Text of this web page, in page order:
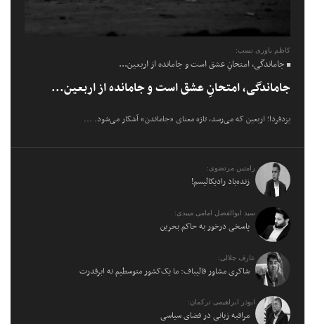
کاظم یاوری نسب:
جاماندگی، امتحانِ عشق است و جامانده از اربعین...
جاماندگی، امتحانِ عشق است و جامانده از اربعین...
یزدفردا؛ اربعین که می‌رسد، تازه معنای «جاماندن» آشکار می‌شود. ...
رامتین مرتضوی:
زنده‌باد رادیکالیسم!
سید ابوالفضل امامی میبدی:
پاسخی درخور به حاکم بحرین
عارف جلالی:
شاکری مشاور قالیباف: ما یک‌کشور متوسطیم نه ابرقدرت
ابوذر ابراهیمی ترکمان:
مراقبه زبانی در فضای سیاسی